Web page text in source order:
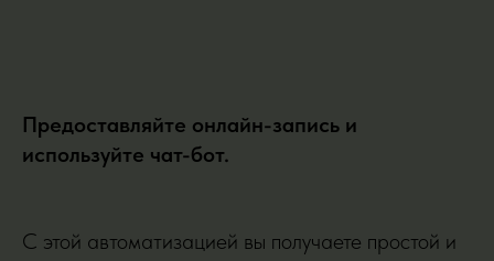
Предоставляйте онлайн-запись и
используйте чат-бот.
С этой автоматизацией вы получаете простой и